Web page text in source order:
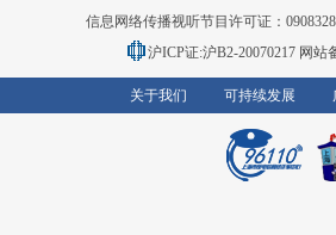
信息网络传播视听节目许可证：
沪ICP证:沪B2-20070217 网站
关于我们 可持续发展